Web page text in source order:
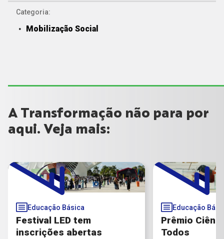
Categoria:
Mobilização Social
A Transformação não para por
aqui. Veja mais:
Educação Básica
Festival LED tem
inscrições abertas
Educação
Prêmio
Todos